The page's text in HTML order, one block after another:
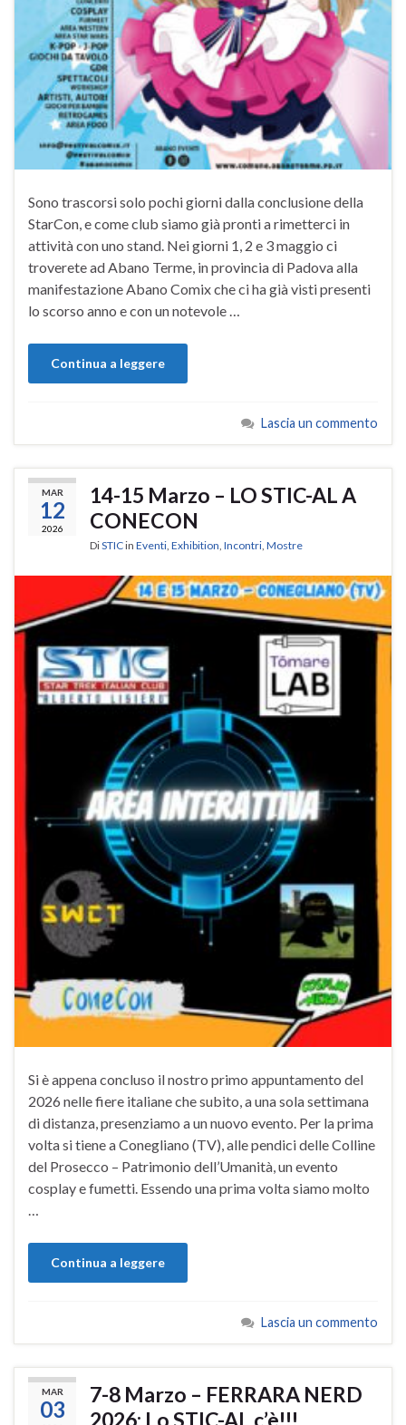
Sono trascorsi solo pochi giorni dalla conclusione della
StarCon, e come club siamo già pronti a rimetterci in
attività con uno stand. Nei giorni 1, 2 e 3 maggio ci
troverete ad Abano Terme, in provincia di Padova alla
manifestazione Abano Comix che ci ha già visti presenti
lo scorso anno e con un notevole …
Continua a leggere
Lascia un commento
MAR
12
2026
14-15 Marzo – LO STIC-AL A
CONECON
DiSTICin Eventi Exhibition Incontri Mostre
Si è appena concluso il nostro primo appuntamento del
2026 nelle fiere italiane che subito, a una sola settimana
di distanza, presenziamo a un nuovo evento. Per la prima
volta si tiene a Conegliano (TV), alle pendici delle Colline
del Prosecco – Patrimonio dell’Umanità, un evento
cosplay e fumetti. Essendo una prima volta siamo molto
Continua a leggere
Lascia un commento
MAR
03
7-8 Marzo – FERRARA NERD
2026: Lo STIC-AL c’è!!!